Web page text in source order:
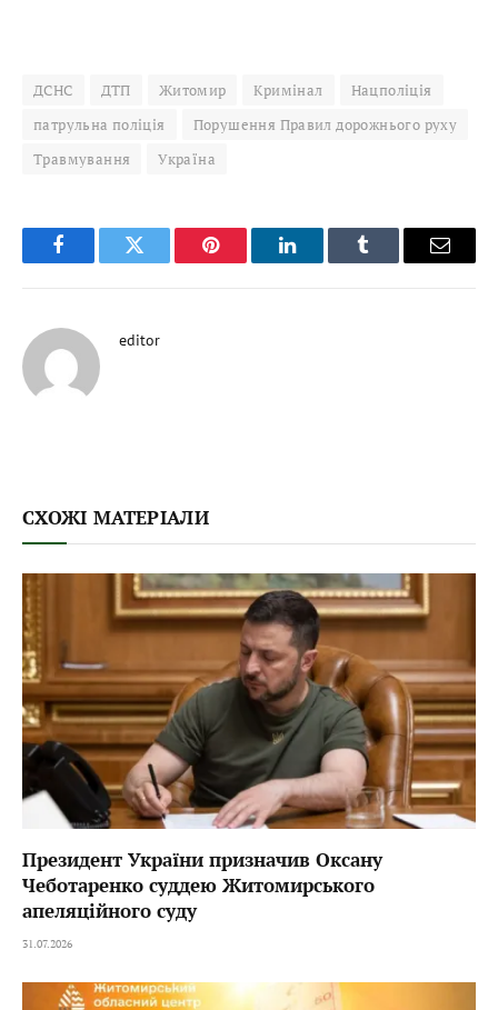
ДСНС ДТП Житомир Кримінал
Нацполіція
патрульна поліція
Порушення Правил дорожнього руху
Травмування
Україна
FacebookTwitter Pinterest LinkedInTumblr Email
editor
СХОЖІ МАТЕРІАЛИ
Президент України призначив Оксану
Чеботаренко суддею Житомирського
апеляційного суду
31.07.2026